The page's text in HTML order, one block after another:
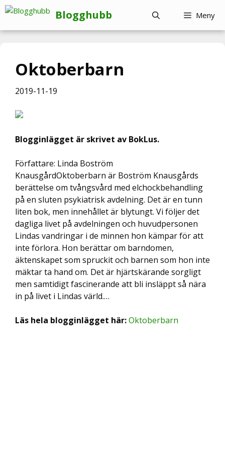
Hoppa
innehåll
Blogghubb Meny
Oktoberbarn
2019-11-19
Blogginlägget är skrivet av BokLus.
Författare: Linda Boström
KnausgårdOktoberbarn är Boström Knausgårds
berättelse om tvångsvård med elchockbehandling
på en sluten psykiatrisk avdelning. Det är en tunn
liten bok, men innehållet är blytungt. Vi följer det
dagliga livet på avdelningen och huvudpersonen
Lindas vandringar i de minnen hon kämpar för att
inte förlora. Hon berättar om barndomen,
äktenskapet som spruckit och barnen som hon inte
mäktar ta hand om. Det är hjärtskärande sorgligt
men samtidigt fascinerande att bli insläppt så nära
in på livet i Lindas värld.…
Läs hela blogginlägget här:Oktoberbarn